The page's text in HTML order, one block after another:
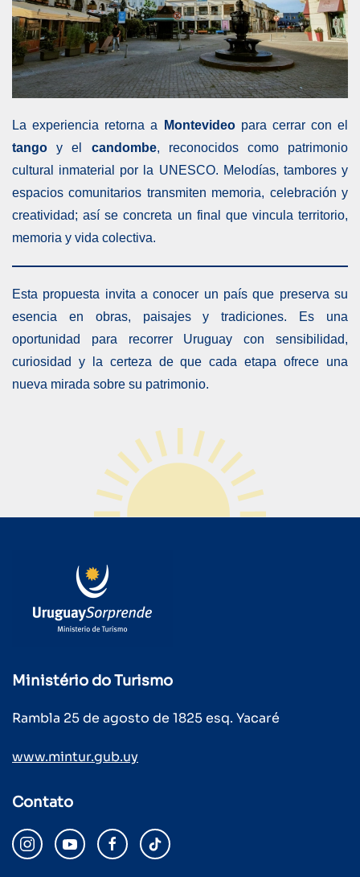
La experiencia retorna a Montevideopara cerrar con el
tango y el candombe, reconocidos como patrimonio
cultural inmaterial por la UNESCO. Melodías, tambores y
espacios comunitarios transmiten memoria, celebración y
creatividad; así se concreta un final que vincula territorio,
memoria y vida colectiva.
Esta propuesta invita a conocer un país que preserva su
esencia en obras, paisajes y tradiciones. Es una
oportunidad para recorrer Uruguay con sensibilidad,
curiosidad y la certeza de que cada etapa ofrece una
nueva mirada sobre su patrimonio.
Ministério do Turismo
Rambla 25 de agosto de 1825 esq. Yacaré
www.mintur.gub.uy
Contato